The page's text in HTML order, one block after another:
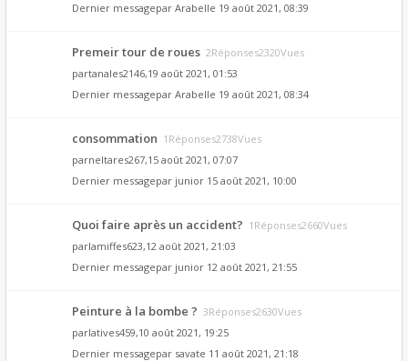
Dernier messagepar Arabelle 19 août 2021, 08:39
Premeir tour de roues 2Réponses2320Vues
partanales2146,19 août 2021, 01:53
Dernier messagepar Arabelle 19 août 2021, 08:34
consommation 1Réponses2738Vues
parneltares267,15 août 2021, 07:07
Dernier messagepar junior 15 août 2021, 10:00
Quoi faire après un accident? 1Réponses2660Vues
parlamiffes623,12 août 2021, 21:03
Dernier messagepar junior 12 août 2021, 21:55
Peinture à la bombe ? 3Réponses2630Vues
parlatives459,10 août 2021, 19:25
Dernier messagepar savate 11 août 2021, 21:18